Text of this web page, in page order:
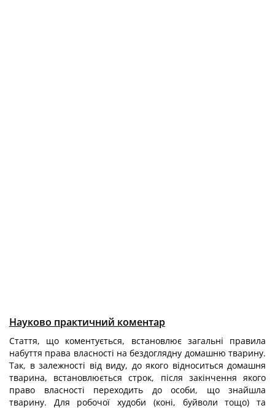
Науково практичний коментар
Стаття, що коментується, встановлює загальні правила
набуття права власності на бездоглядну домашню тварину.
Так, в залежності від виду, до якого відноситься домашня
тварина, встановлюється строк, після закінчення якого
право власності переходить до особи, що знайшла
тварину. Для робочої худоби (коні, буйволи тощо) та